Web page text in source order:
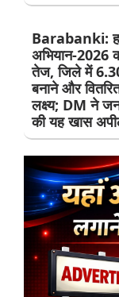
Barabanki:
अभियान-2026
तेज, जिले में
बनाने और
लक्ष्य; DM ने
की यह खास